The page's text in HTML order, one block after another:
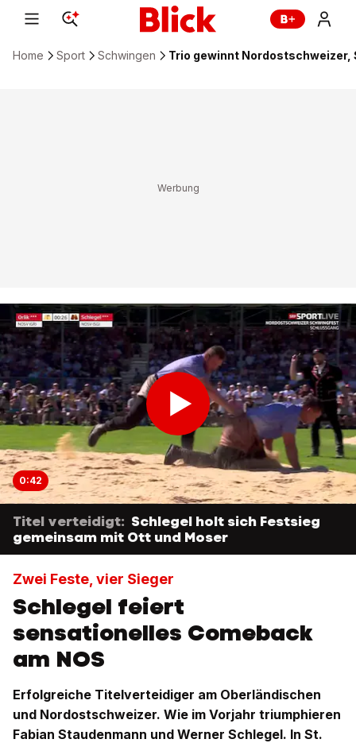
Home Sport Schwingen Trio gewinnt
0:42
Titel verteidigt: Schlegel holt sich Festsieg
gemeinsam mit Ott und Moser
Zwei Feste, vier Sieger
Schlegel feiert
sensationelles Comeback
am NOS
Erfolgreiche Titelverteidiger am Oberländischen
und Nordostschweizer. Wie im Vorjahr triumphieren
Fabian Staudenmann und Werner Schlegel. In St.